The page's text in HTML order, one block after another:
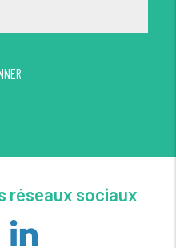
réseaux sociaux